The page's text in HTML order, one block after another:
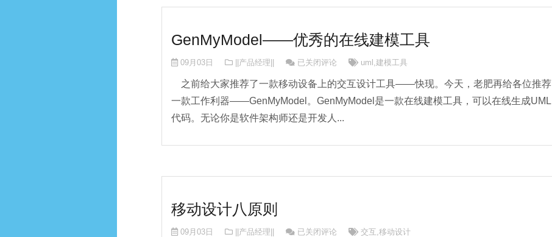
GenMyModel——优秀的在线建模工具
09月03日 ||产品经理|| GenMyModel——优秀的在线建模工具
已关闭评论 uml ,建模工具
之前给大家推荐了一款移动设备上的交互设计工具——快现。今天，老肥再给各位推荐
一款工作利器——GenMyModel。GenMyModel是一款在线建模工具，可以在线生成UML
代码。无论你是软件架构师还是开发人...
移动设计八原则
09月03日 ||产品经理|| 移动设计八原则
已关闭评论 交互,移动设计